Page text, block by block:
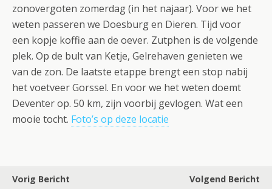
zonovergoten zomerdag (in het najaar). Voor we het
weten passeren we Doesburg en Dieren. Tijd voor
een kopje koffie aan de oever. Zutphen is de volgende
plek. Op de bult van Ketje, Gelrehaven genieten we
van de zon. De laatste etappe brengt een stop nabij
het voetveer Gorssel. En voor we het weten doemt
Deventer op. 50 km, zijn voorbij gevlogen. Wat een
mooie tocht. Foto’s op deze locatie
Vorig Bericht Volgend Bericht